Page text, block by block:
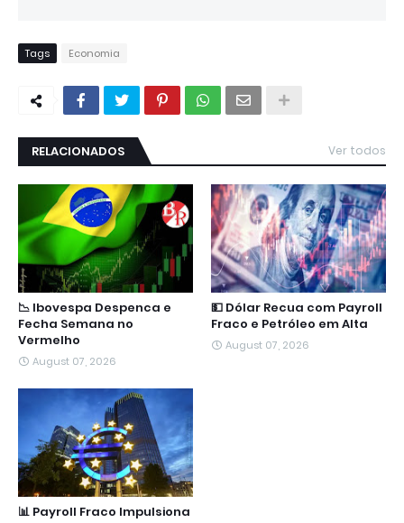
Tags Economia
RELACIONADOS Ver todos
📉 Ibovespa Despenca e
Fecha Semana no
Vermelho
August 07, 2026
💵 Dólar Recua com Payroll
Fraco e Petróleo em Alta
August 07, 2026
📊 Payroll Fraco Impulsiona